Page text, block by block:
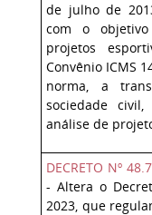
de julho de
com o
projetos
Convênio ICMS
norma, a
sociedade
análise de
DECRETO Nº
- Altera o
2023, que